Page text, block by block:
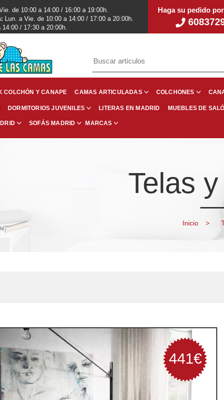
de 10:00 a 14:00 / 16:00 a 19:00h.
Lun. a Vie. de 10:00 a 14:00 / 17:00 a 20:00h.
/ 17:30 a 20:00h.
Haga su pedido
COLCHÓN Y CANAPE CAMAS ARTICULADAS COLCHONES
DORMITORIOS JUVENILES LITERAS EN MADRID MUEBLES DE
SOFÁS MADRID MARCAS
Telas
Inicio
441€